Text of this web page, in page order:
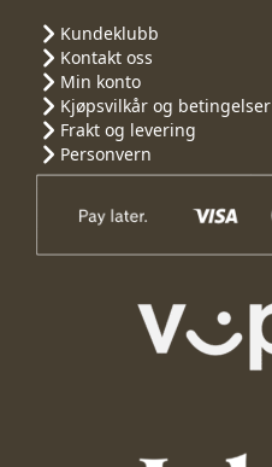
Kundeklubb
Kontakt oss
Min konto
Kjøpsvilkår og betingelser
Frakt og levering
Personvern